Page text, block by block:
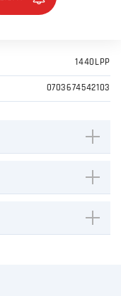
1440LPP
0703674542103